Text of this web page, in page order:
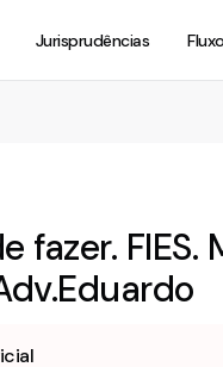
Jurisprudências
fazer.